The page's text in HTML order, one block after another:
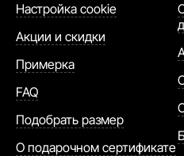
Настройка cookie
Акции и скидки
Примерка
FAQ
Подобрать размер
О подарочном сертификате